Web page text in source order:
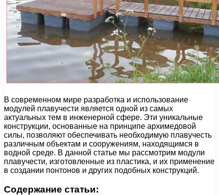
В современном мире разработка и использование
модулей плавучести является одной из самых
актуальных тем в инженерной сфере. Эти уникальные
конструкции, основанные на принципе архимедовой
силы, позволяют обеспечивать необходимую плавучесть
различным объектам и сооружениям, находящимся в
водной среде. В данной статье мы рассмотрим модули
плавучести, изготовленные из пластика, и их применение
в создании понтонов и других подобных конструкций.
Содержание статьи: